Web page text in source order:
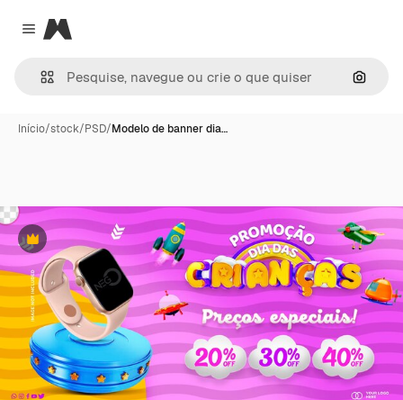
Close menu
Magnific
Início/stock/PSD/Modelo de banner dia…
Premium